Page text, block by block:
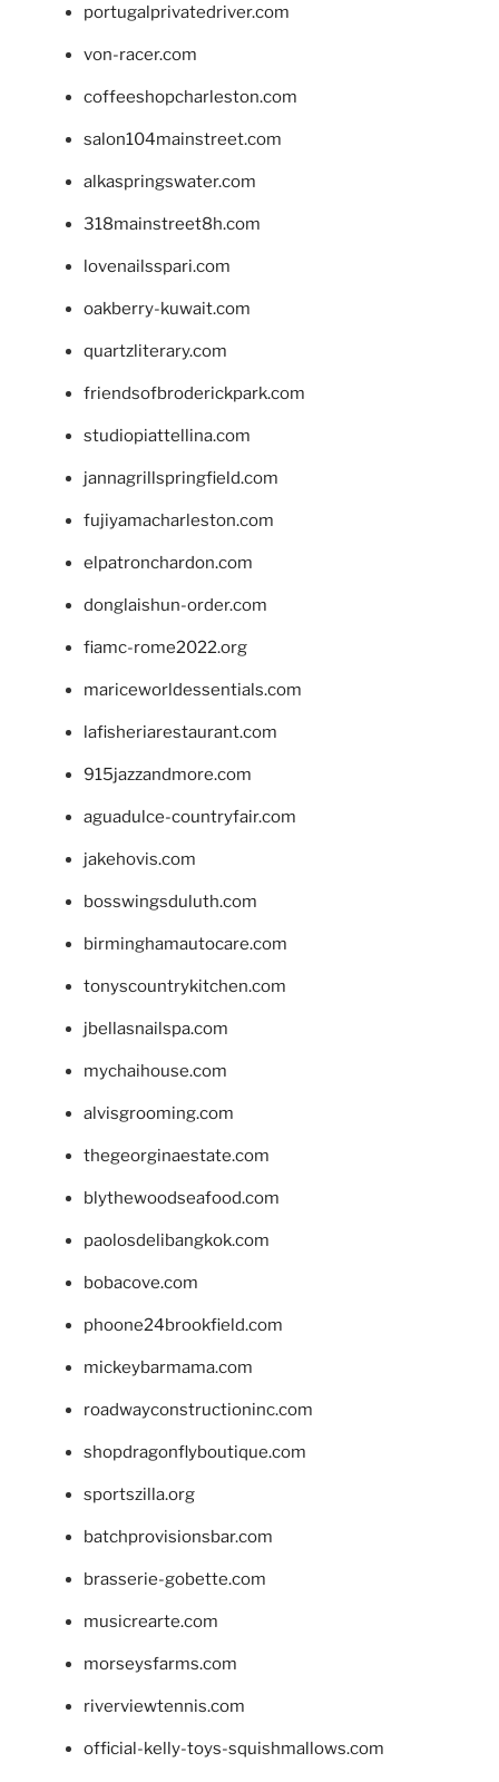
portugalprivatedriver.com
von-racer.com
coffeeshopcharleston.com
salon104mainstreet.com
alkaspringswater.com
318mainstreet8h.com
lovenailsspari.com
oakberry-kuwait.com
quartzliterary.com
friendsofbroderickpark.com
studiopiattellina.com
jannagrillspringfield.com
fujiyamacharleston.com
elpatronchardon.com
donglaishun-order.com
fiamc-rome2022.org
mariceworldessentials.com
lafisheriarestaurant.com
915jazzandmore.com
aguadulce-countryfair.com
jakehovis.com
bosswingsduluth.com
birminghamautocare.com
tonyscountrykitchen.com
jbellasnailspa.com
mychaihouse.com
alvisgrooming.com
thegeorginaestate.com
blythewoodseafood.com
paolosdelibangkok.com
bobacove.com
phoone24brookfield.com
mickeybarmama.com
roadwayconstructioninc.com
shopdragonflyboutique.com
sportszilla.org
batchprovisionsbar.com
brasserie-gobette.com
musicrearte.com
morseysfarms.com
riverviewtennis.com
official-kelly-toys-squishmallows.com